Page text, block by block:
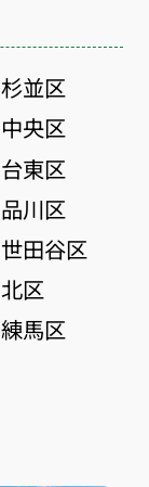
杉並区
中央区
台東区
品川区
世田谷区
北区
練馬区